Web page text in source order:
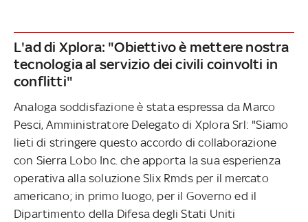
L'ad di Xplora: "Obiettivo è mettere nostra
tecnologia al servizio dei civili coinvolti in
conflitti"
Analoga soddisfazione è stata espressa da Marco
Pesci, Amministratore Delegato di Xplora Srl: "Siamo
lieti di stringere questo accordo di collaborazione
con Sierra Lobo Inc. che apporta la sua esperienza
operativa alla soluzione Slix Rmds per il mercato
americano; in primo luogo, per il Governo ed il
Dipartimento della Difesa degli Stati Uniti